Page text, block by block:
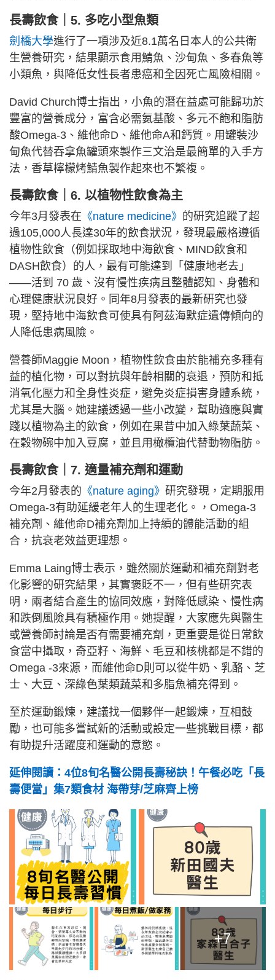
長壽飲食｜5. 多吃小型魚類
劍橋大學進行了一項涉及近8.1萬名日本人的公共衛
生營養研究，結果顯示食用鯖魚、沙甸魚、多春魚等
小類魚，與降低女性長者患癌和全因死亡風險相關。
David Church博士指出，小魚的潛在益處可能歸功於
豐富的營養成分，富含必需氨基酸、多元不飽和脂肪
酸Omega-3、維他命D、維他命A和鈣質。用罐裝沙
甸魚代替吞拿魚罐頭來製作三文治是最簡單的入手方
法，香草檸檬烤鯖魚製作起來也不繁複。
長壽飲食｜6. 以植物性飲食為主
今年3月發表在 《nature medicine》 的研究追蹤了超
過105,000人長達30年的飲食狀況，發現最嚴格遵循
植物性飲食（例如採取地中海飲食、MIND飲食和
DASH飲食）的人，最有可能達到「健康地老去」
——活到 70 歲、沒有慢性疾病且整體認知、身體和
心理健康狀況良好。同年8月發表的最新研究也發
現，堅持地中海飲食可使具有阿茲海默症遺傳傾向的
人降低患病風險。
營養師Maggie Moon，植物性飲食由於能補充多種有
益的植化物，可以對抗與年齡相關的衰退，預防和抵
消氧化壓力和全身性炎症，避免炎症損害身體系統，
尤其是大腦。她建議透過一些小改變，幫助適應與實
踐以植物為主的飲食，例如在果昔中加入綠葉蔬菜、
在穀物碗中加入豆腐，並且用橄欖油代替動物脂肪。
長壽飲食｜7. 適量補充劑和運動
今年2月發表的 《nature aging》 研究發現，定期服用
Omega-3有助延緩老年人的生理老化。，Omega-3
補充劑、維他命D補充劑加上持續的體能活動的組
合，抗衰老效益更理想。
Emma Laing博士表示，雖然關於運動和補充劑對老
化影響的研究結果，其實褒貶不一，但有些研究表
明，兩者結合產生的協同效應，對降低感染、慢性病
和跌倒風險具有積極作用。她提醒，大家應先與醫生
或營養師討論是否有需要補充劑，更重要是從日常飲
食當中攝取，奇亞籽、海鮮、毛豆和核桃都是不錯的
Omega -3來源，而維他命D則可以從牛奶、乳酪、芝
士、大豆、深綠色葉類蔬菜和多脂魚補充得到。
至於運動鍛煉，建議找一個夥伴一起鍛煉，互相鼓
勵，也可能多嘗試新的活動或設定一些挑戰目標，都
有助提升活躍度和運動的意慾。
延伸閱讀：4位8旬名醫公開長壽秘訣！午餐必吃「長
壽便當」集7類食材 海帶芽/芝麻齊上榜
+7